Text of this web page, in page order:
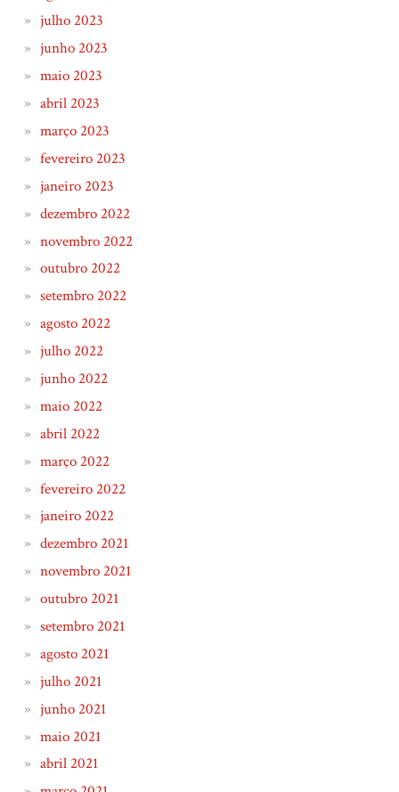
julho 2023
junho 2023
maio 2023
abril 2023
março 2023
fevereiro 2023
janeiro 2023
dezembro 2022
novembro 2022
outubro 2022
setembro 2022
agosto 2022
julho 2022
junho 2022
maio 2022
abril 2022
março 2022
fevereiro 2022
janeiro 2022
dezembro 2021
novembro 2021
outubro 2021
setembro 2021
agosto 2021
julho 2021
junho 2021
maio 2021
abril 2021